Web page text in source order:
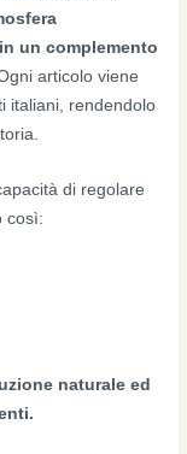
un complemento
articolo viene
italiani, rendendolo
di regolare
così:
naturale ed